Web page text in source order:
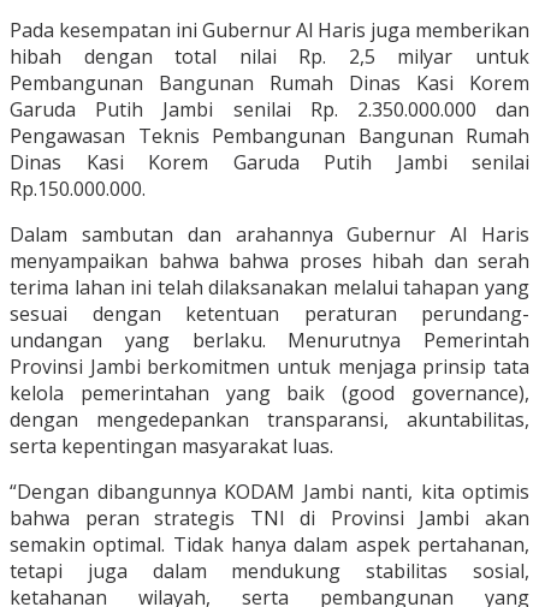
Pada kesempatan ini Gubernur Al Haris juga memberikan
hibah dengan total nilai Rp. 2,5 milyar untuk
Pembangunan Bangunan Rumah Dinas Kasi Korem
Garuda Putih Jambi senilai Rp. 2.350.000.000 dan
Pengawasan Teknis Pembangunan Bangunan Rumah
Dinas Kasi Korem Garuda Putih Jambi senilai
Rp.150.000.000.
Dalam sambutan dan arahannya Gubernur Al Haris
menyampaikan bahwa bahwa proses hibah dan serah
terima lahan ini telah dilaksanakan melalui tahapan yang
sesuai dengan ketentuan peraturan perundang-
undangan yang berlaku. Menurutnya Pemerintah
Provinsi Jambi berkomitmen untuk menjaga prinsip tata
kelola pemerintahan yang baik (good governance),
dengan mengedepankan transparansi, akuntabilitas,
serta kepentingan masyarakat luas.
“Dengan dibangunnya KODAM Jambi nanti, kita optimis
bahwa peran strategis TNI di Provinsi Jambi akan
semakin optimal. Tidak hanya dalam aspek pertahanan,
tetapi juga dalam mendukung stabilitas sosial,
ketahanan wilayah, serta pembangunan yang